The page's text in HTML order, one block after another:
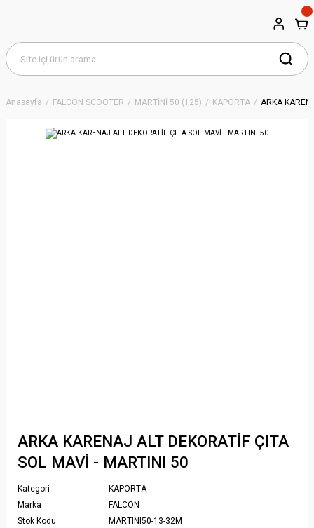
Anasayfa FALCON SCOOTER MARTİNİ 50 (125) KAPORTA ARKA
ARKA KARENAJ ALT DEKORATİF ÇITA
SOL MAVİ - MARTINI 50
Kategori
KAPORTA
Marka
FALCON
Stok Kodu
MARTINI50-13-32M